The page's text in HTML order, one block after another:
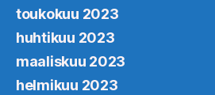
toukokuu 2023
huhtikuu 2023
maaliskuu 2023
helmikuu 2023